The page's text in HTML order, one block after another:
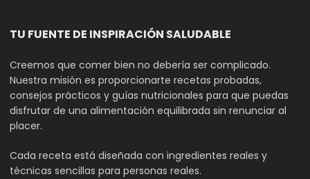
TU FUENTE DE INSPIRACIÓN SALUDABLE
Creemos que comer bien no debería ser complicado.
Nuestra misión es proporcionarte recetas probadas,
consejos prácticos y guías nutricionales para que puedas
disfrutar de una alimentación equilibrada sin renunciar al
placer.
Cada receta está diseñada con ingredientes reales y
técnicas sencillas para personas reales.